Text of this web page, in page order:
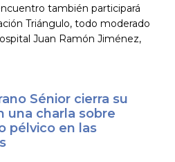
también participará
Triángulo, todo moderado
Juan Ramón Jiménez,
Sénior cierra su
una charla sobre
pélvico en las